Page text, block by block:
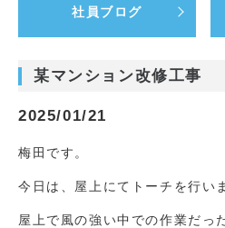
社員ブログ
某マンション改修工事
2025/01/21
梅田です。
今日は、屋上にてトーチを行い
屋上で風の強い中での作業だっ